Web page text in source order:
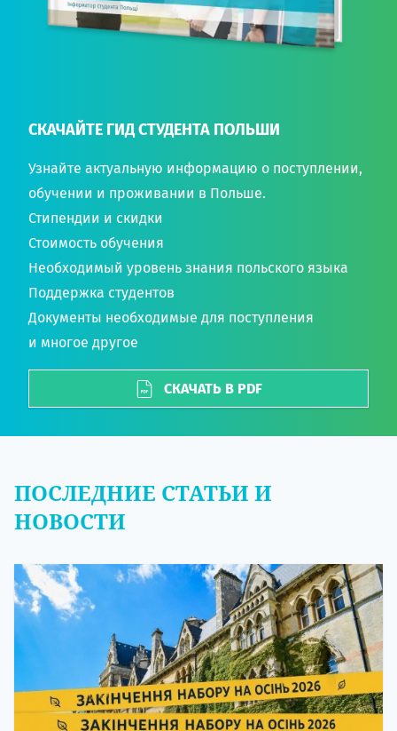
СКАЧАЙТЕ ГИД СТУДЕНТА ПОЛЬШИ
Узнайте актуальную информацию о поступлении,
обучении и проживании в Польше.
Стипендии и скидки
Стоимость обучения
Необходимый уровень знания польского языка
Поддержка студентов
Документы необходимые для поступления
и многое другое
СКАЧАТЬ В PDF
ПОСЛЕДНИЕ СТАТЬИ И
НОВОСТИ